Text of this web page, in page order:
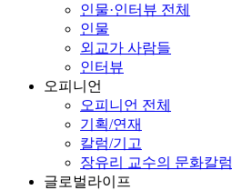
인물·인터뷰 전체
인물
외교가 사람들
인터뷰
오피니언
오피니언 전체
기획/연재
칼럼/기고
장유리 교수의 문화칼럼
글로벌라이프